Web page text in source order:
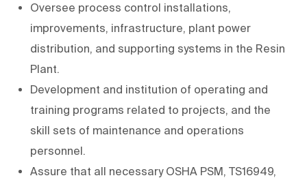
Oversee process control installations,
improvements, infrastructure, plant power
distribution, and supporting systems in the Resin
Plant.
Development and institution of operating and
training programs related to projects, and the
skill sets of maintenance and operations
personnel.
Assure that all necessary OSHA PSM, TS16949,